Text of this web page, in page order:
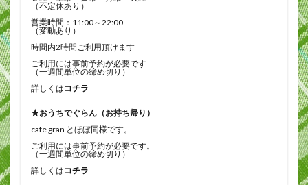
（不定休あり）
営業時間：11:00～22:00
（変動あり）
時間内2時間ご利用頂けます
ご利用には事前予約が必要です
（一週間単位の締め切り）
詳しくはコチラ
★おうちでぐらん（お持ち帰り）
cafe gran とほぼ同様です。
ご利用には事前予約が必要です。
（一週間単位の締め切り）
詳しくはコチラ